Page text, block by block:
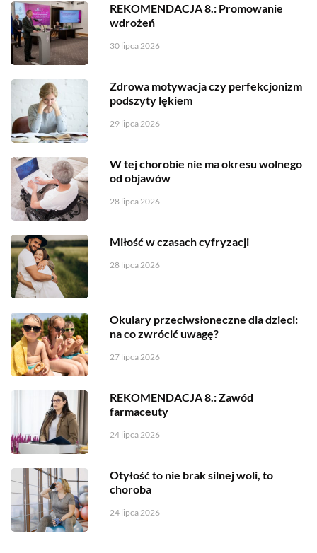
REKOMENDACJA 8.: Promowanie
wdrożeń
30 lipca 2026
Zdrowa motywacja czy perfekcjonizm
podszyty lękiem
29 lipca 2026
W tej chorobie nie ma okresu wolnego
od objawów
28 lipca 2026
Miłość w czasach cyfryzacji
28 lipca 2026
Okulary przeciwsłoneczne dla dzieci:
na co zwrócić uwagę?
27 lipca 2026
REKOMENDACJA 8.: Zawód
farmaceuty
24 lipca 2026
Otyłość to nie brak silnej woli, to
choroba
24 lipca 2026